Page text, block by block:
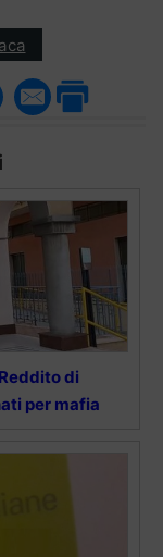
di
per mafia